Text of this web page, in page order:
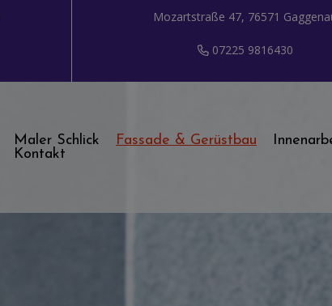
Mozartstraße 47, 76571
07225 9816430
Maler Schlick Fassade & Gerüstbau
Kontakt